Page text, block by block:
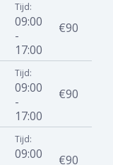
Tijd:
09:00
-
17:00
€90
Tijd:
09:00
-
17:00
€90
Tijd:
09:00
€90